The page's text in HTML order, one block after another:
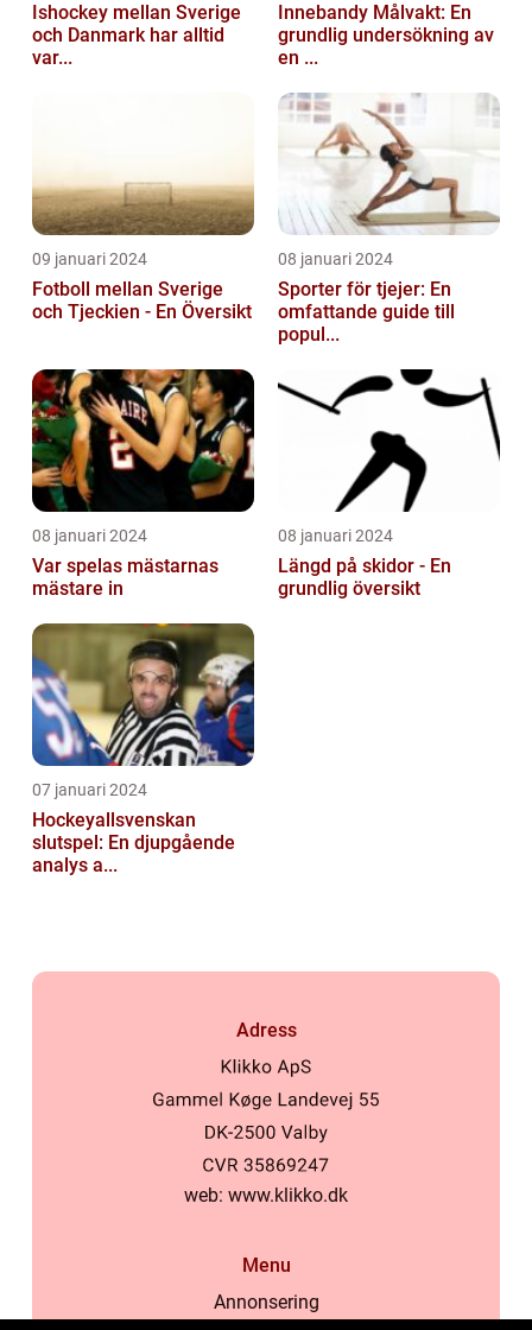
Ishockey mellan Sverige
och Danmark har alltid
var...
Innebandy Målvakt: En
grundlig undersökning av
en ...
09 januari 2024
Fotboll mellan Sverige
och Tjeckien - En Översikt
08 januari 2024
Sporter för tjejer: En
omfattande guide till
popul...
08 januari 2024
Var spelas mästarnas
mästare in
08 januari 2024
Längd på skidor - En
grundlig översikt
07 januari 2024
Hockeyallsvenskan
slutspel: En djupgående
analys a...
Adress
web: www.klikko.dk
Menu
Annonsering